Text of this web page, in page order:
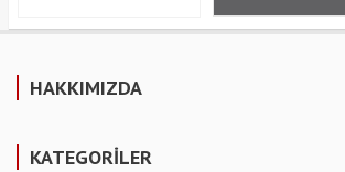
HAKKIMIZDA
KATEGORİLER